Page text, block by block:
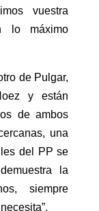
vuestra
lo máximo
de Pulgar,
y están
de ambos
una
del PP se
la
siempre